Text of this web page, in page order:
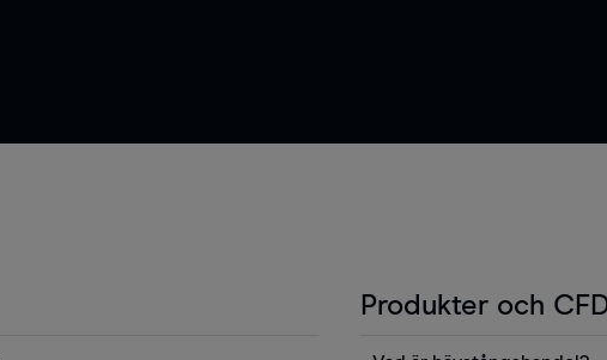
Produkter och